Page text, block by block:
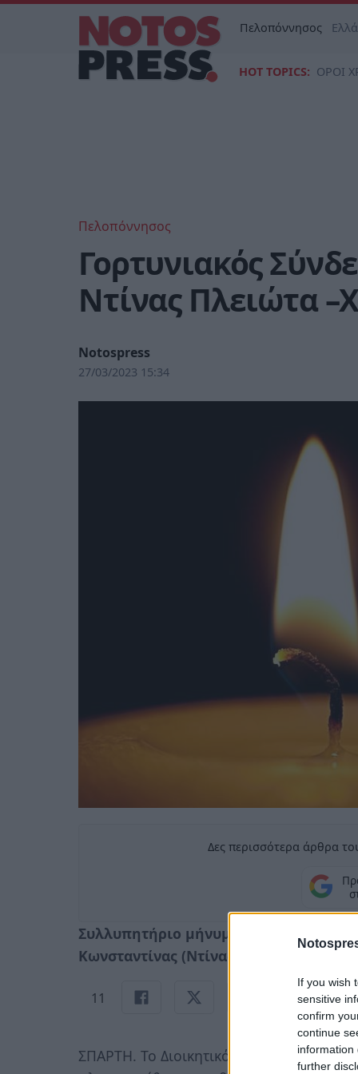
If you wish
sensitive
confirm
continue
information
further
Πελοπόννησος
HOT TOPICS: ΟΡΟΙ
Πελοπόννησος
Γορτυνιακός
Ντίνας Πλειώτα
Notospress
27/03/2023 15:34
Δες περισσότερα άρθρα
Συλλυπητήριο μήνυμα του
Κωνσταντίνας (Ντίνας) Πλειώτα -
11
ΣΠΑΡΤΗ. Το Διοικητικό Συμβούλιο του